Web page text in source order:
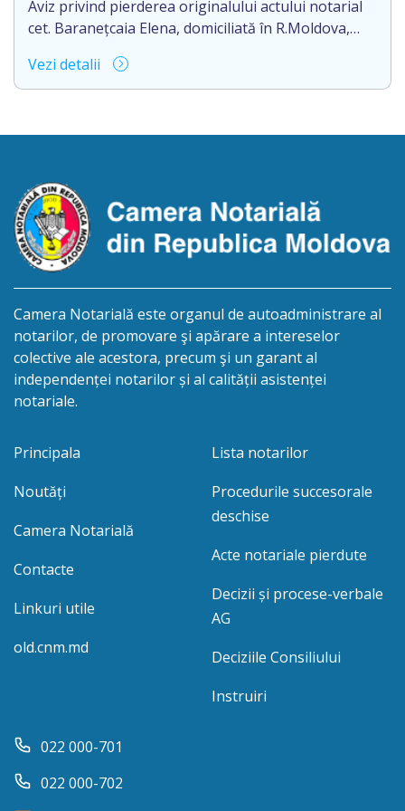
Aviz privind pierderea originalului actului notarial
cet. Baranețcaia Elena, domiciliată în R.Moldova,
pierderea originalului actului notarial: contract de
vînzare-cumpărare nr.9324 din 11.08.2017
Vezi detalii
Camera Notarială este organul de autoadministrare al
notarilor, de promovare şi apărare a intereselor
colective ale acestora, precum şi un garant al
independenței notarilor și al calității asistenței
notariale.
Principala
Noutăți
Camera Notarială
Contacte
Linkuri utile
old.cnm.md
Lista notarilor
Procedurile succesorale
deschise
Acte notariale pierdute
Decizii și procese-verbale
AG
Deciziile Consiliului
Instruiri
022 000-701
022 000-702